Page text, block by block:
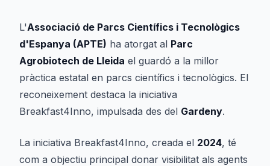
L'Associació de Parcs Científics i Tecnològics
d'Espanya (APTE) ha atorgat al Parc
Agrobiotech de Lleida el guardó a la millor
pràctica estatal en parcs científics i tecnològics. El
reconeixement destaca la iniciativa
Breakfast4Inno, impulsada des del Gardeny.
La iniciativa Breakfast4Inno, creada el 2024, té
com a objectiu principal donar visibilitat als agents